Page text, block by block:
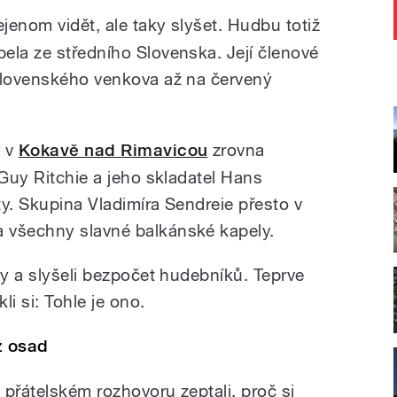
vidět, ale taky slyšet. Hudbu totiž
ze středního Slovenska. Její členové
venkova až na červený
v Kokavě nad Rimavicou zrovna
Ritchie a jeho skladatel Hans
Skupina Vladimíra Sendreie přesto v
slavné balkánské kapely.
a slyšeli bezpočet hudebníků. Teprve
si: Tohle je ono.
osad
rozhovoru zeptali, proč si